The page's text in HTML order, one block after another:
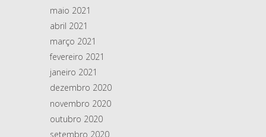
maio 2021
abril 2021
março 2021
fevereiro 2021
janeiro 2021
dezembro 2020
novembro 2020
outubro 2020
setembro 2020